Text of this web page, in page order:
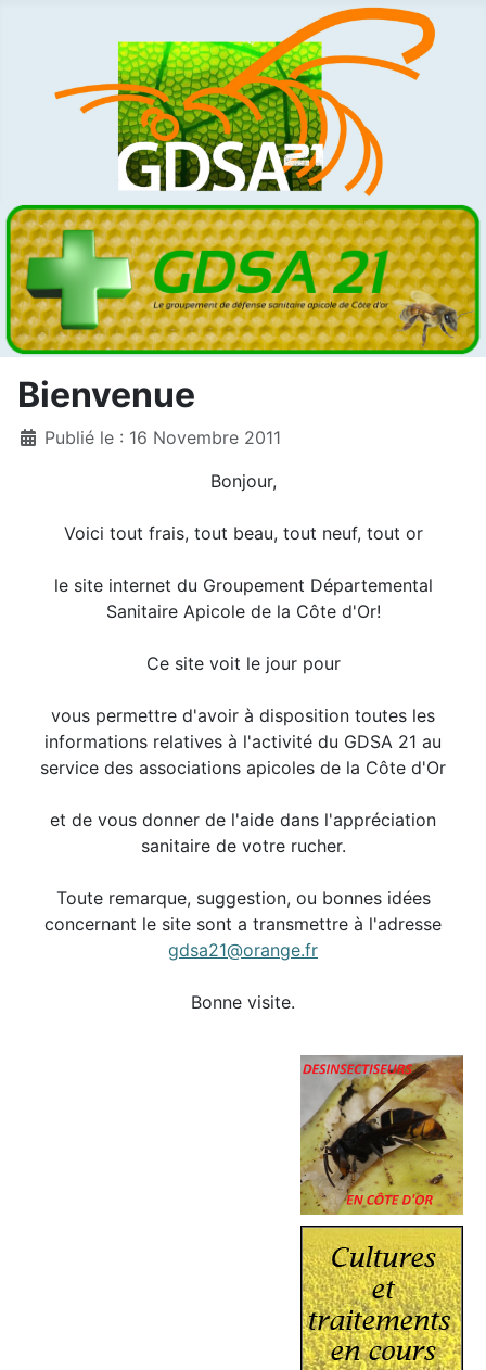
Bienvenue
DétailsPublié le : 16 Novembre 2011
Bonjour,
Voici tout frais, tout beau, tout neuf, tout or
le site internet du Groupement Départemental
Sanitaire Apicole de la Côte d'Or!
Ce site voit le jour pour
vous permettre d'avoir à disposition toutes les
informations relatives à l'activité du GDSA 21 au
service des associations apicoles de la Côte d'Or
et de vous donner de l'aide dans l'appréciation
sanitaire de votre rucher.
Toute remarque, suggestion, ou bonnes idées
concernant le site sont a transmettre à l'adresse
gdsa21@orange.fr
Bonne visite.